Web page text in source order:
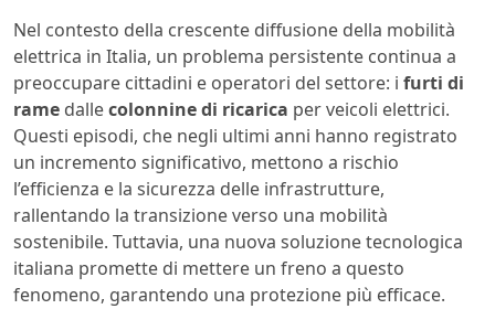
Nel contesto della crescente diffusione della mobilità
elettrica in Italia, un problema persistente continua a
preoccupare cittadini e operatori del settore: i furti di
rame dallecolonnine di ricarica per veicoli elettrici.
Questi episodi, che negli ultimi anni hanno registrato
un incremento significativo, mettono a rischio
l’efficienza e la sicurezza delle infrastrutture,
rallentando la transizione verso una mobilità
sostenibile. Tuttavia, una nuova soluzione tecnologica
italiana promette di mettere un freno a questo
fenomeno, garantendo una protezione più efficace.